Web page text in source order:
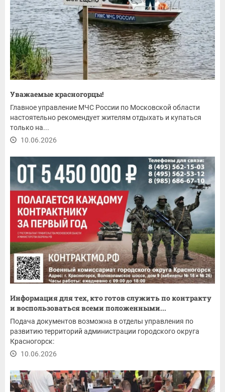
Уважаемые красногорцы!
Главное управление МЧС России по Московской области
настоятельно рекомендует жителям отдыхать и купаться
только на...
10.06.2026
Информация для тех, кто готов служить по контракту
и воспользоваться всеми положенными...
Подача документов возможна в отделы управления по
развитию территорий администрации городского округа
Красногорск:
10.06.2026